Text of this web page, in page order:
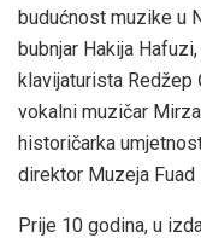
budućnost muzike u
bubnjar Hakija
klavijaturista
vokalni muzičar
historičarka
direktor Muzeja Fuad
Prije 10 godina, u